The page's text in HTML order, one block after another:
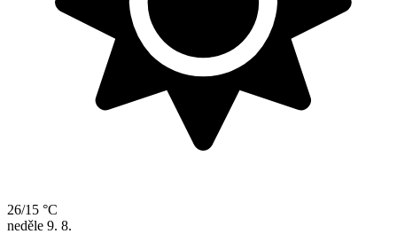
26/15 °C
neděle 9. 8.